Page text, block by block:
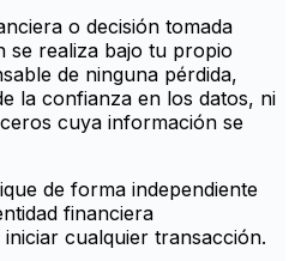
o decisión tomada
se realiza bajo tu propio
de ninguna pérdida,
la confianza en los datos, ni
cuya información se
de forma independiente
financiera
cualquier transacción.